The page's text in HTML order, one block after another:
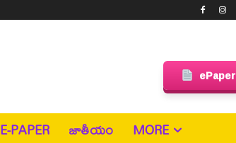
ePaper
E-PAPER జాతీయం MORE